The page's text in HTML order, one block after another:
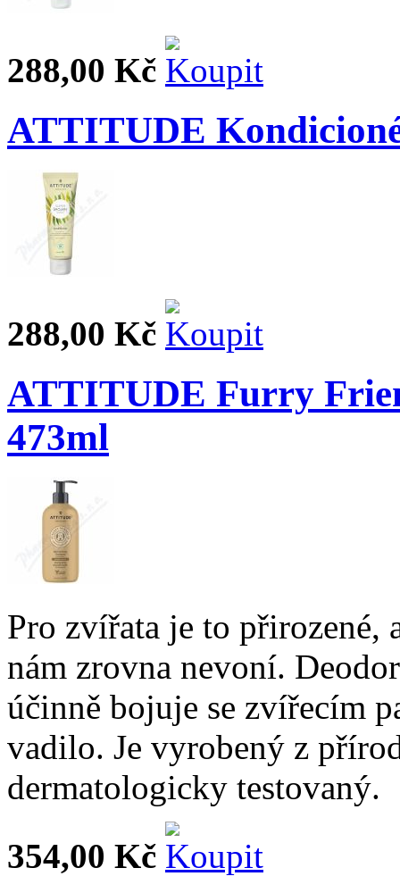
288,00 Kč
ATTITUDE
288,00 Kč
ATTITUDE Furry
473ml
Pro zvířata je to
nám zrovna nevoní.
účinně bojuje se zvířecím
vadilo. Je vyrobený z
dermatologicky testovaný.
354,00 Kč